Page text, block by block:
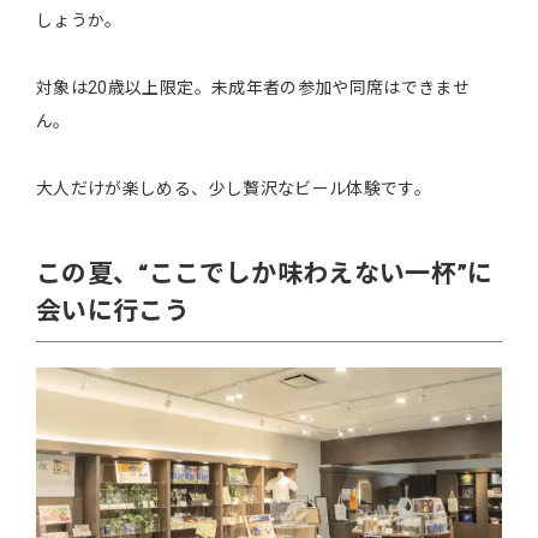
しょうか。
対象は20歳以上限定。未成年者の参加や同席はできませ
ん。
大人だけが楽しめる、少し贅沢なビール体験です。
この夏、“ここでしか味わえない一杯”に
会いに行こう